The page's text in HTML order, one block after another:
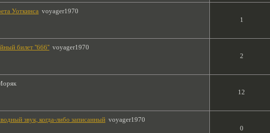
Уоткинса voyager1970
1
билет ''666'' voyager1970
2
12
звук, когда-либо записанный voyager1970
0